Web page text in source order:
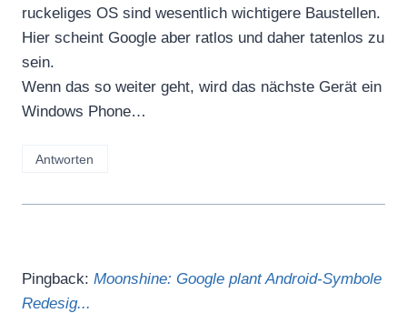
ruckeliges OS sind wesentlich wichtigere Baustellen.
Hier scheint Google aber ratlos und daher tatenlos zu
sein.
Wenn das so weiter geht, wird das nächste Gerät ein
Windows Phone…
Antworten
Pingback: Moonshine: Google plant Android-Symbole
Redesig...